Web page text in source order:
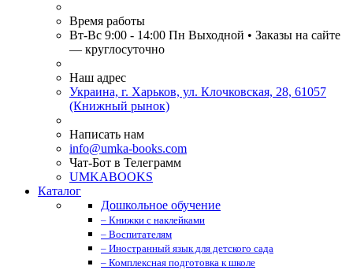
Время работы
Вт-Вс 9:00 - 14:00 Пн Выходной • Заказы на сайте
— круглосуточно
Наш адрес
Украина, г. Харьков, ул. Клочковская, 28, 61057
(Книжный рынок)
Написать нам
info@umka-books.com
Чат-Бот в Телеграмм
UMKABOOKS
Каталог
Дошкольное обучение
– Книжки с наклейками
– Воспитателям
– Иностранный язык для детского сада
– Комплексная подготовка к школе